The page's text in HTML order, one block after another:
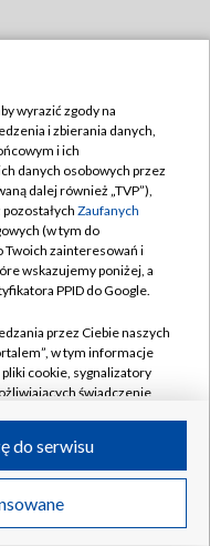
w likwidacji
wyrazić zgody na
i zbierania danych,
i ich
danych osobowych przez
dalej również „TVP”),
pozostałych Zaufanych
(w tym do
Twoich zainteresowań i
wskazujemy poniżej, a
PPID do Google.
przez Ciebie naszych
w tym informacje
cookie, sygnalizatory
świadczenie
przez Ciebie
adresy IP, identyfikatory
do serwisu